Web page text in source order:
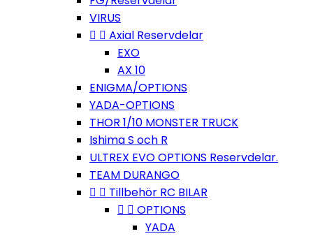
VIRUS
  Axial Reservdelar
EXO
AX 10
ENIGMA/OPTIONS
YADA-OPTIONS
THOR 1/10 MONSTER TRUCK
Ishima S och R
ULTREX EVO OPTIONS Reservdelar.
TEAM DURANGO
  Tillbehör RC BILAR
  OPTIONS
YADA